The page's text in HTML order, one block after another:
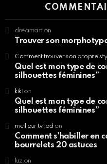
dreamart on
Trouver son
Comment trouver son propre
Quel est mon type de
silhouettes féminines”
kikion
Quel est mon type de
silhouettes féminines”
meilleur tv led on
Comment s’habiller en
bourrelets 20 astuces
luzon